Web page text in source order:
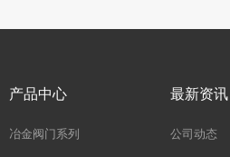
产品中心
冶金阀门系列
最新资讯
公司动态